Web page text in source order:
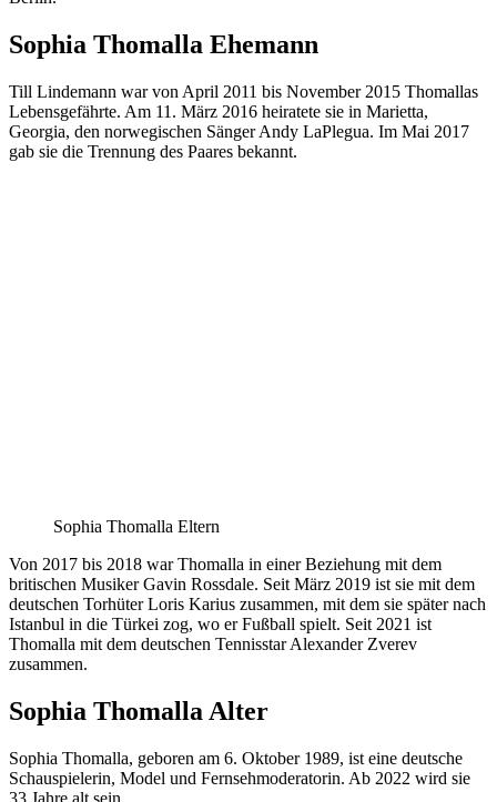
Sophia Thomalla Ehemann
Till Lindemann war von April 2011 bis November 2015 Thomallas
Lebensgefährte. Am 11. März 2016 heiratete sie in Marietta,
Georgia, den norwegischen Sänger Andy LaPlegua. Im Mai 2017
gab sie die Trennung des Paares bekannt.
Sophia Thomalla Eltern
Von 2017 bis 2018 war Thomalla in einer Beziehung mit dem
britischen Musiker Gavin Rossdale. Seit März 2019 ist sie mit dem
deutschen Torhüter Loris Karius zusammen, mit dem sie später nach
Istanbul in die Türkei zog, wo er Fußball spielt. Seit 2021 ist
Thomalla mit dem deutschen Tennisstar Alexander Zverev
zusammen.
Sophia Thomalla Alter
Sophia Thomalla, geboren am 6. Oktober 1989, ist eine deutsche
Schauspielerin, Model und Fernsehmoderatorin. Ab 2022 wird sie
33 Jahre alt sein.